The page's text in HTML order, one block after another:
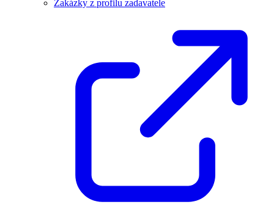
Zakázky z profilu zadavatele